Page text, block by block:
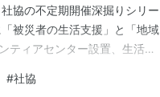
協の不定期開催深掘りシリー
被災者の生活支援」と「地域
ティアセンター設置、生活再
・避難所や福祉避難所の運
#社協